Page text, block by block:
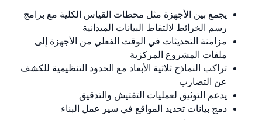
يجمع بين الأجهزة مثل محطات القياس الكلية مع برامج
رسم الخرائط لالتقاط البيانات الميدانية
مزامنة التحديثات في الوقت الفعلي من الأجهزة إلى
ملفات المشروع المركزية
تراكب النماذج ثلاثية الأبعاد مع الحدود التنظيمية للكشف
عن التضارب
يدعم التوثيق لعمليات التفتيش والتدقيق
دمج بيانات تحديد المواقع في سير عمل البناء